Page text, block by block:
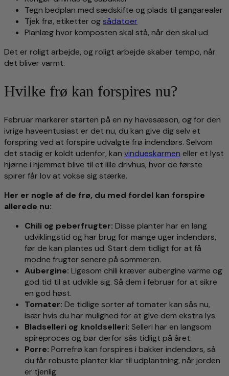
Tegn bedplan med sædskifte og plads til gangarealer
Tjek frø, etiketter ogsådatoer
Planlæg hvor komposten skal stå, når den skal ud
Det er roligt arbejde, og roligt arbejde skaber tempo, når
det bliver varmt.
Hvilke frø kan forspires nu?
Februar markerer starten på en ny havesæson, og for den
ivrige haveentusiast er det nu, du kan give dig selv et
forspring ved at forspire udvalgte frø indendørs. Selvom
det stadig er koldt udenfor, kan vindueskarmen eller et lyst
hjørne i hjemmet blive til et lille drivhus, hvor de første
spirer får lov at vokse sig stærke.
Her er nogle af de frø, du med fordel kan forspire
allerede nu:
Chili og peberfrugter: Disse planter har en lang
udviklingstid og har brug for mange uger indendørs,
før de kan plantes ud. Start dem tidligt for at få
modne frugter senere på sommeren.
Aubergine: Ligesom chili kræver aubergine varme og
god tid til at udvikle sig. Så dem i februar for at sikre
en god høst.
Tomater: De tidlige sorter af tomater kan sås nu,
især hvis du har mulighed for at give dem ekstra lys.
Bladselleri og knoldselleri: Selleri har en langsom
spireproces og bør derfor sås tidligt på året.
Porre: Porrefrø kan forspires i bakker indendørs, så
du får robuste planter klar til udplantning, når jorden
er tjenlig.